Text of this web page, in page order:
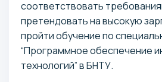
соответствовать
претендовать на высокую
пройти обучение по
“Программное обеспечение
технологий” в БНТУ.